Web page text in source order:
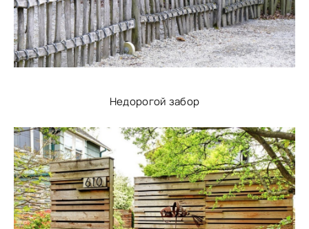
Недорогой забор